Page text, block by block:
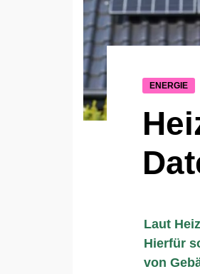
ENERGIE
Laut
Hierfür
von